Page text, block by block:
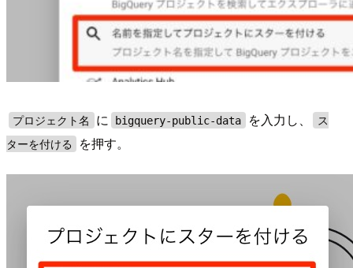
プロジェクト名 に bigquery-public-data を入力し、
ス
ターを付ける
を押す。